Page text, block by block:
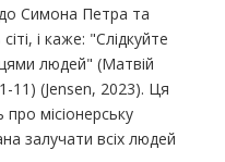
до Симона Петра та
і каже: "Слідкуйте
людей" (Матвій
11) (Jensen, 2023). Ця
місіонерську
залучати всіх людей